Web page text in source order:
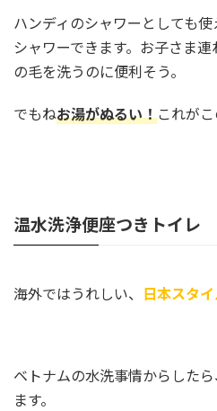
ハンディのシャワーとしても
シャワーできます。お子さま
の毛を洗うのに便利そう。
でもねお湯がぬるい！これが
温水洗浄便座つきトイレ
海外ではうれしい、 日本スタ
ベトナムの水洗事情からした
ます。